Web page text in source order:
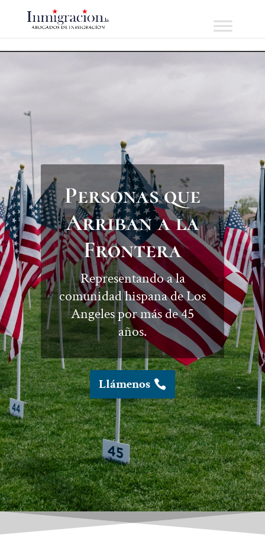
Personas que
Arriban a la
Frontera
Representando a la
comunidad hispana de Los
Angeles por más de 45
años.
Llámenos